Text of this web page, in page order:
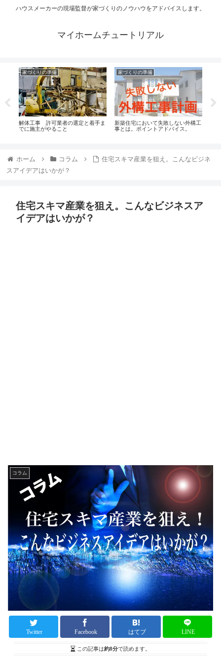
ハウスメーカーの現場監督が家づくりのノウハウをアドバイスします。
マイホームチュートリアル
家づくりの準備
解体工事 許可業者の選定と着手ま
でに施主がやること
家づくりの準備
新築住宅において失敗しない外構工
事とは。ポイントアドバイス。
ホーム コラム
住宅スキマ産業を狙え。こんなビジネ
スアイデアはいかが？
住宅スキマ産業を狙え。こんなビジネスア
イデアはいかが？
コラム
Twitter Facebook はてブ LINE
この記事は約8分で読めます。